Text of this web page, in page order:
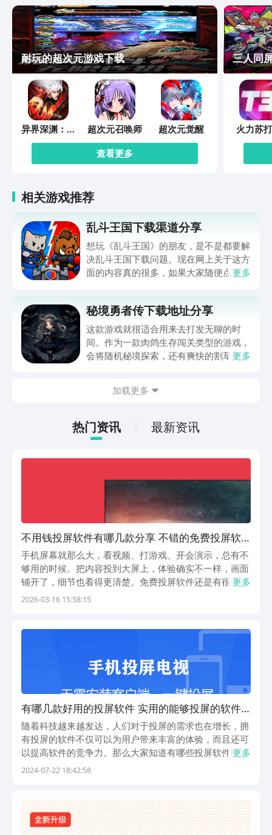
耐玩的超次元游戏下载
异界深渊：觉
醒
超次元召唤师
超次元觉醒
查看更多
三人同
火力苏
相关游戏推荐
乱斗王国下载渠道分享
想玩《乱斗王国》的朋友，是不是都要解
决乱斗王国下载问题。现在网上关于这方
面的内容真的很多，如果大家随便点击陌
app进行下载会更加方便，九游是手游福
利最多的游戏平台，在这里不仅能够看到
游戏资源，还能及时查看后续的消息、活
动内容等相关信息。
更多
秘境勇者传下载地址分享
这款游戏就很适合用来去打发无聊的时
间。作为一款肉鸽生存闯关类型的游戏，
会将随机秘境探索，还有爽快的割草闯关
接就可以下载。游戏的上手门槛还是比较
打发无聊的时间，可玩性真的比较高。
更多
加载更多
热门资讯 最新资讯
不用钱投屏软件有哪几款分享 不错的免费投屏软
件榜单
手机屏幕就那么大，看视频、打游戏、开会演示，总有不
够用的时候。把内容投到大屏上，体验确实不一样，画面
铺开了，细节也看得更清楚。免费投屏软件还是有很多选
择的，但真正用起来顺手的软件并不多，选对了能省不少
它...
更多
2026-03-16 15:58:15
有哪几款好用的投屏软件 实用的能够投屏的软件
分享
随着科技越来越发达，人们对于投屏的需求也在增长，拥
有投屏的软件不仅可以为用户带来丰富的体验，而且还可
以提高软件的竞争力。那么大家知道有哪些投屏软件吗？
投屏软件不仅可以对影视投屏，而且还可以对游戏投屏，
更多
2024-07-22 18:42:58